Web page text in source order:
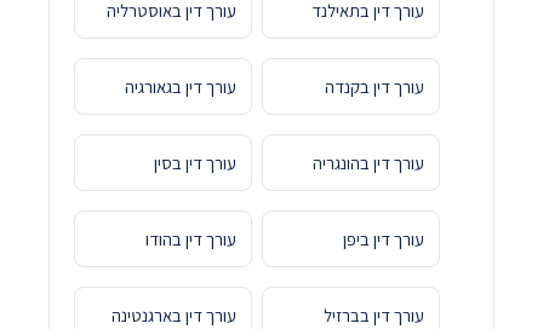
עורך דין בתאילנד עורך דין באוסטרליה
עורך דין בקנדה עורך דין בגאורגיה
עורך דין בהונגריה עורך דין בסין
עורך דין ביפן עורך דין בהודו
עורך דין בברזיל עורך דין בארגנטינה